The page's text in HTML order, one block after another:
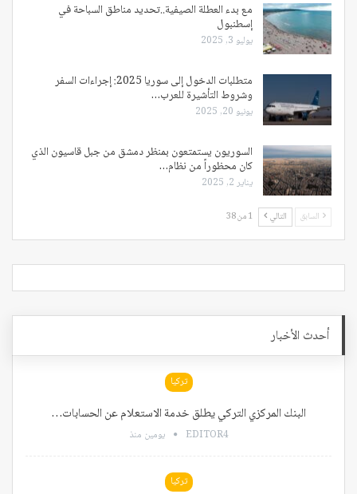
مع بدء العطلة الصيفية..تحديد مناطق السباحة في
إسطنبول
يوليو 3, 2025
متطلبات الدخول إلى سوريا 2025: إجراءات السفر
وشروط التأشيرة للعرب…
يونيو 20, 2025
السوريون يستمتعون بمنظر دمشق من جبل قاسيون الذي
كان محظوراً من نظام…
يناير 2, 2025
السابق التالي 1 من 38
أحدث الأخبار
تركيا
البنك المركزي التركي يطلق خدمة الاستعلام عن الحسابات…
EDITOR4 يومين منذ
تركيا